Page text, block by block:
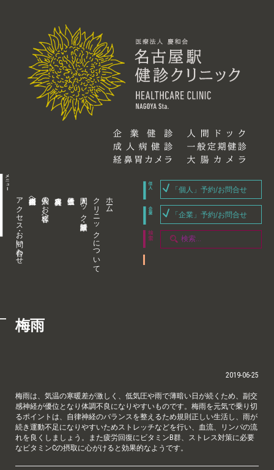
アクセス・お問い合わせ 企業内担当者様へ 個人のお客様へ 人間ドック・健康診断 クリニックについて ホーム
「個人」予約/お問合せ
「企業」予約/お問合せ
梅雨
2019-06-25
梅雨は、気温の寒暖差が激しく、低気圧や雨で薄暗い日が続くため、副交
感神経が優位となり体調不良になりやすいものです。梅雨を元気で乗り切
るポイントは、自律神経のバランスを整えるため規則正しい生活し、雨が
続き運動不足になりやすいためストレッチなどを行い、血流、リンパの流
れを良くしましょう。また疲労回復にビタミンB群、ストレス対策に必要
なビタミンCの摂取に心がけると効果的なようです。